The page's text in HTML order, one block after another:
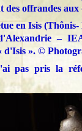
des offrandes
en Isis
–
d'Isis ». ©
pas pris la